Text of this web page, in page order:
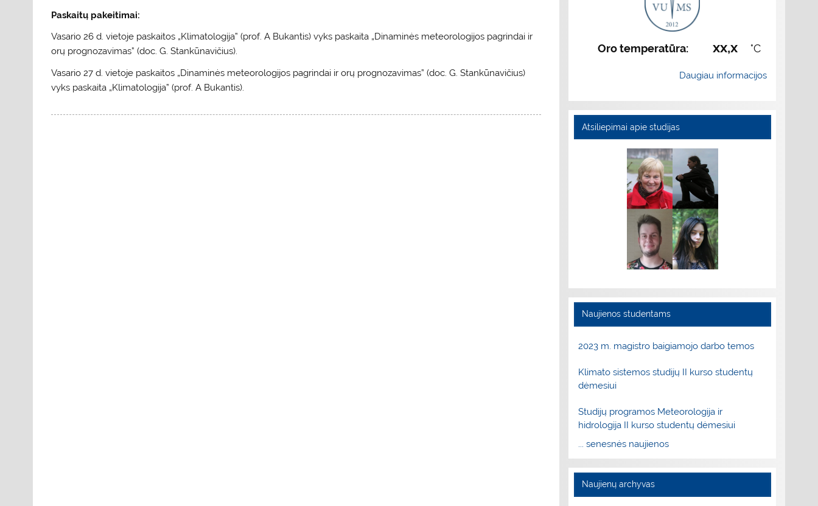
Paskaitų pakeitimai:
Vasario 26 d. vietoje paskaitos „Klimatologija” (prof. A Bukantis) vyks paskaita „Dinaminės meteorologijos pagrindai ir
orų prognozavimas” (doc. G. Stankūnavičius).
Vasario 27 d. vietoje paskaitos „Dinaminės meteorologijos pagrindai ir orų prognozavimas” (doc. G. Stankūnavičius)
vyks paskaita „Klimatologija” (prof. A Bukantis).
Oro temperatūra: xx,x °C
Daugiau informacijos
Atsiliepimai apie studijas
Naujienos studentams
2023 m. magistro baigiamojo darbo temos
Klimato sistemos studijų II kurso studentų
dėmesiui
Studijų programos Meteorologija ir
hidrologija II kurso studentų dėmesiui
... senesnės naujienos
Naujienų archyvas